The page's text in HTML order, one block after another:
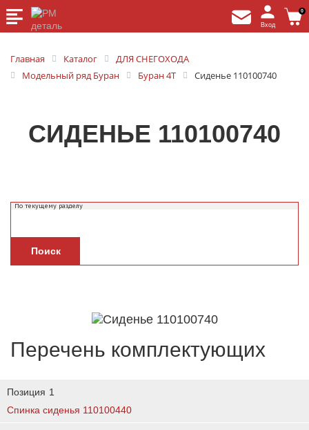
Вход
0
Главная Каталог
ДЛЯ СНЕГОХОДА
Модельный ряд Буран
Буран 4Т Сиденье 110100740
СИДЕНЬЕ 110100740
Поиск
Перечень комплектующих
Позиция 1
Спинка сиденья 110100440